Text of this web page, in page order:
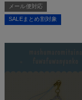
メール便対応
SALEまとめ割対象